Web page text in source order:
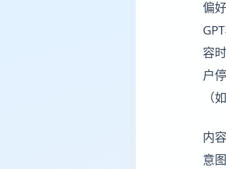
偏
容
户
（
内
意